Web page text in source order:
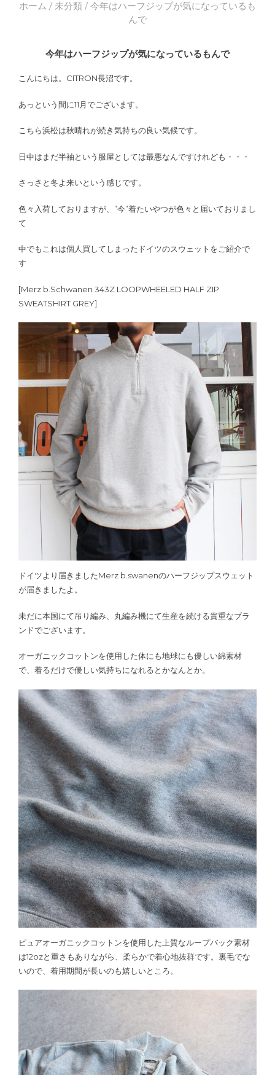
ホーム / 未分類 / 今年はハーフジップが気になっているも
んで
今年はハーフジップが気になっているもんで
こんにちは。CITRON長沼です。
あっという間に11月でございます。
こちら浜松は秋晴れが続き気持ちの良い気候です。
日中はまだ半袖という服屋としては最悪なんですけれども・・・
さっさと冬よ来いという感じです。
色々入荷しておりますが、”今”着たいやつが色々と届いておりまし
て
中でもこれは個人買してしまったドイツのスウェットをご紹介で
す
[Merz b.Schwanen 343Z LOOPWHEELED HALF ZIP
SWEATSHIRT GREY]
ドイツより届きましたMerz b.swanenのハーフジップスウェット
が届きましたよ。
未だに本国にて吊り編み、丸編み機にて生産を続ける貴重なブラ
ンドでございます。
オーガニックコットンを使用した体にも地球にも優しい綿素材
で、着るだけで優しい気持ちになれるとかなんとか。
ピュアオーガニックコットンを使用した上質なループバック素材
は12ozと重さもありながら、柔らかで着心地抜群です。裏毛でな
いので、着用期間が長いのも嬉しいところ。